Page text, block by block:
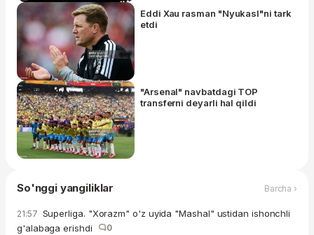
Eddi Xau rasman "Nyukasl"ni tark
etdi
"Arsenal" navbatdagi TOP
transferni deyarli hal qildi
So'nggi yangiliklar Barcha ›
21:57 Superliga. "Xorazm" o'z uyida "Mashal" ustidan ishonchli
g'alabaga erishdi
0